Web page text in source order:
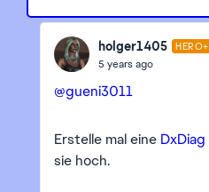
holger1405 HERO+
5 years ago
@gueni3011
Erstelle mal eine DxDiag
sie hoch.